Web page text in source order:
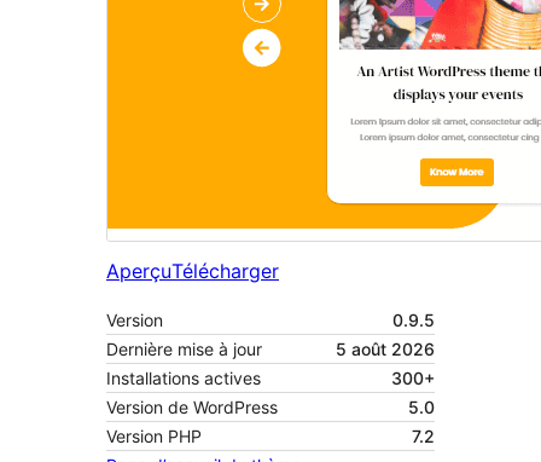
AperçuTélécharger
Version
0.9.5
Dernière mise à jour
5 août 2026
Installations actives
300+
Version de WordPress
5.0
Version PHP
7.2